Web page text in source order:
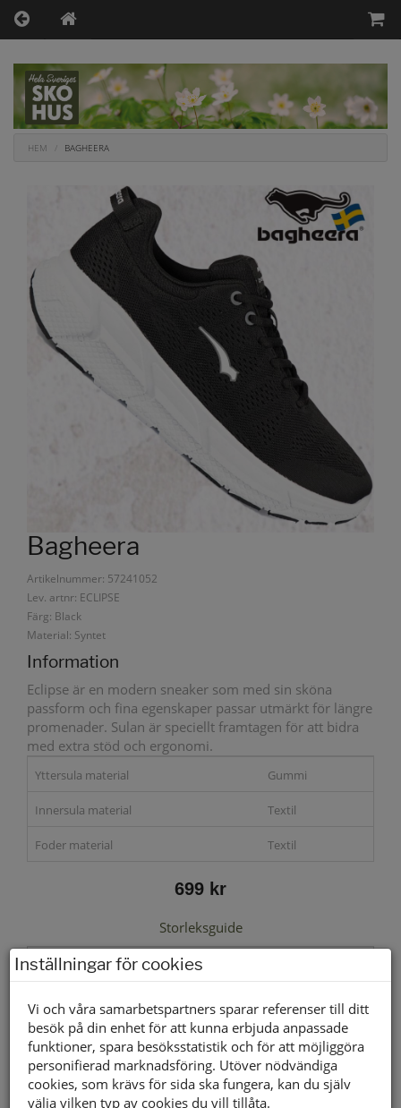
HEM BAGHEERA
Bagheera
Artikelnummer: 57241052
Lev. artnr: ECLIPSE
Färg: Black
Material: Syntet
Information
Eclipse är en modern sneaker som med sin sköna
passform och fina egenskaper passar utmärkt för längre
promenader. Sulan är speciellt framtagen för att bidra
med extra stöd och ergonomi.
Yttersula material Gummi
Innersula material Textil
Foder material Textil
699 kr
Storleksguide
Välj storlek först
Lagerstatus per butik
Butik
35 36 37 38 39 40 41 42
Inställningar för cookies
Vi och våra samarbetspartners sparar referenser till ditt
besök på din enhet för att kunna erbjuda anpassade
funktioner, spara besöksstatistik och för att möjliggöra
personifierad marknadsföring. Utöver nödvändiga
cookies, som krävs för sida ska fungera, kan du själv
välja vilken typ av cookies du vill tillåta.